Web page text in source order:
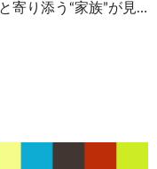
DogHuggy | 愛犬と寄り添う“家族”が見つかる